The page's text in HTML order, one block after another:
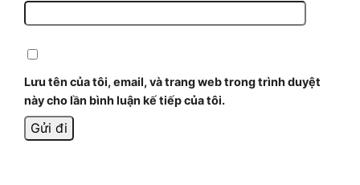
Lưu tên của tôi, email, và trang web trong trình duyệt
này cho lần bình luận kế tiếp của tôi.